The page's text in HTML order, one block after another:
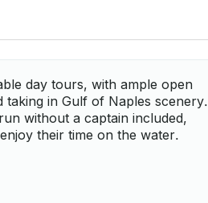
day tours, with ample open
taking in Gulf of Naples scenery.
without a captain included,
their time on the water.